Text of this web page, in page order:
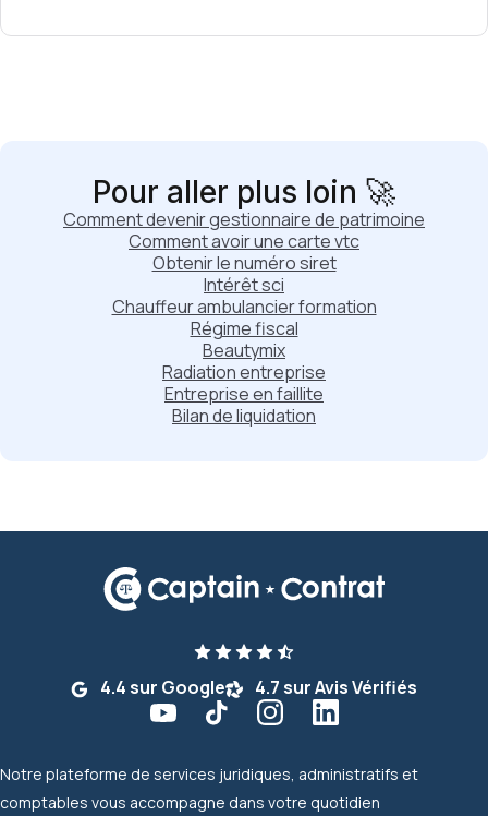
Pour aller plus loin 🚀
Comment devenir gestionnaire de patrimoine
Comment avoir une carte vtc
Obtenir le numéro siret
Intérêt sci
Chauffeur ambulancier formation
Régime fiscal
Beautymix
Radiation entreprise
Entreprise en faillite
Bilan de liquidation
4.4 sur Google 4.7 sur Avis Vérifiés
Notre plateforme de services juridiques, administratifs et
comptables vous accompagne dans votre quotidien